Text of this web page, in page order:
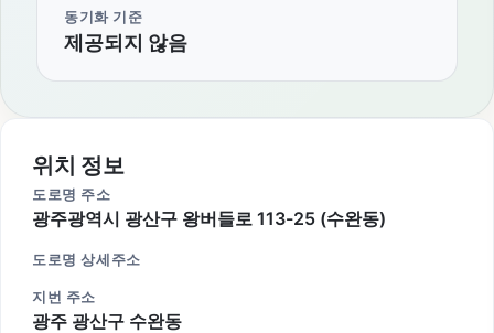
동기화 기준
제공되지 않음
위치 정보
도로명 주소
광주광역시 광산구 왕버들로 113-25 (수완동)
도로명 상세주소
지번 주소
광주 광산구 수완동